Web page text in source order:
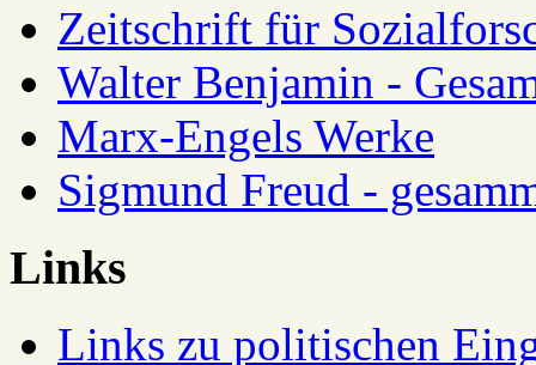
Zeitschrift für
Walter Benjamin -
Marx-Engels Werke
Sigmund Freud -
Links
Links zu politischen